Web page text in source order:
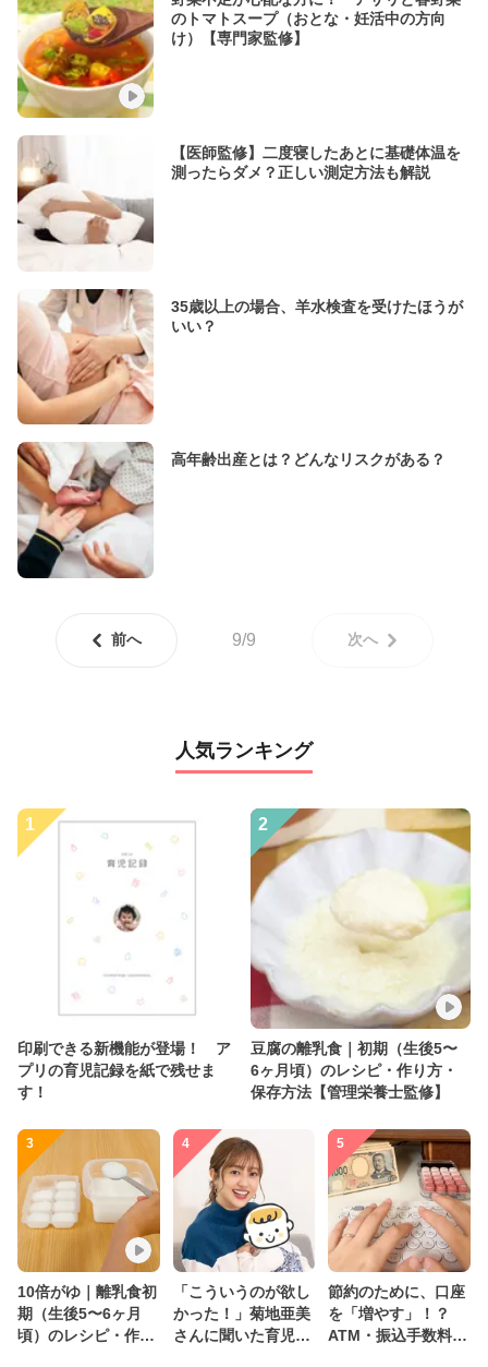
のトマトスープ（おとな・妊活中の方向
け）【専門家監修】
【医師監修】二度寝したあとに基礎体温を
測ったらダメ？正しい測定方法も解説
35歳以上の場合、羊水検査を受けたほうが
いい？
高年齢出産とは？どんなリスクがある？
前へ 9/9 次へ
人気ランキング
1
印刷できる新機能が登場！ ア
プリの育児記録を紙で残せま
す！
2
豆腐の離乳食｜初期（生後5〜
6ヶ月頃）のレシピ・作り方・
保存方法【管理栄養士監修】
3
10倍がゆ｜離乳食初
期（生後5〜6ヶ月
頃）のレシピ・作り
4
「こういうのが欲し
かった！」菊地亜美
さんに聞いた育児
5
節約のために、口座
を「増やす」！？
ATM・振込手数料の